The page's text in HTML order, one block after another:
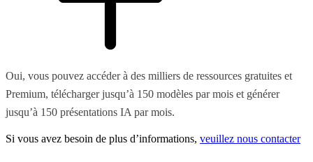
Oui, vous pouvez accéder à des milliers de ressources gratuites et
Premium, télécharger jusqu’à 150 modèles par mois et générer
jusqu’à 150 présentations IA par mois.
Si vous avez besoin de plus d’informations, veuillez nous contacter